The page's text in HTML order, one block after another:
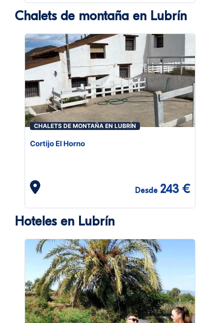
Chalets de montaña en Lubrín
CHALETS DE MONTAÑA EN LUBRÍN
Cortijo El Horno
Desde 243 €
Hoteles en Lubrín